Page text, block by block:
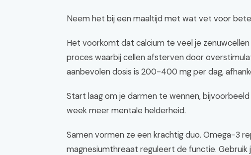
Neem het bij een maaltijd met wat vet voor
Het voorkomt dat calcium te veel je
proces waarbij cellen afsterven door
aanbevolen dosis is 200-400 mg per dag,
Start laag om je darmen te wennen,
week meer mentale helderheid.
Samen vormen ze een krachtig duo. Omega-3
magnesiumthreaat reguleert de functie. Gebruik